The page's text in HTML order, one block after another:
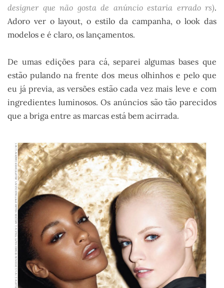
designer que não gosta de anúncio estaria errado rs).
Adoro ver o layout, o estilo da campanha, o look das
modelos e é claro, os lançamentos.
De umas edições para cá, separei algumas bases que
estão pulando na frente dos meus olhinhos e pelo que
eu já previa, as versões estão cada vez mais leve e com
ingredientes luminosos. Os anúncios são tão parecidos
que a briga entre as marcas está bem acirrada.